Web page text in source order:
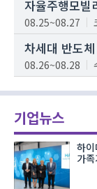
자율주행모빌
08.25~08.27
차세대 반도
08.26~08.28
기업뉴스
하
가